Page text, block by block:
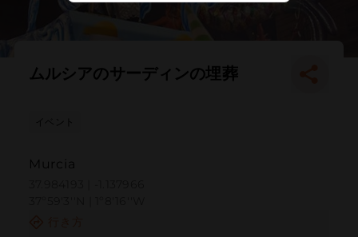
ムルシアのサーディンの埋葬
Murcia